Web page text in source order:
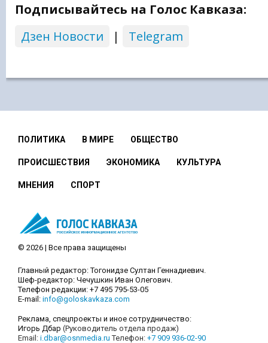
Подписывайтесь на Голос Кавказа:
Дзен Новости
| Telegram
ПОЛИТИКА В МИРЕ ОБЩЕСТВО
ПРОИСШЕСТВИЯ ЭКОНОМИКА КУЛЬТУРА
МНЕНИЯ СПОРТ
© 2026 | Все права защищены
Главный редактор: Тогонидзе Султан Геннадиевич.
Шеф-редактор: Чечушкин Иван Олегович.
Телефон редакции: +7 495 795-53-05
E-mail: info@goloskavkaza.com
Реклама, спецпроекты и иное сотрудничество:
Игорь Дбар (Руководитель отдела продаж)
Email: i.dbar@osnmedia.ru Телефон: +7 909 936-02-90